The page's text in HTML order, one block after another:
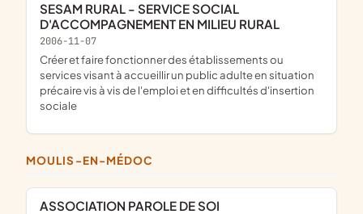
SESAM RURAL - SERVICE SOCIAL
D'ACCOMPAGNEMENT EN MILIEU RURAL
2006-11-07
Créer et faire fonctionner des établissements ou
services visant à accueillir un public adulte en situation
précaire vis à vis de l'emploi et en difficultés d'insertion
sociale
MOULIS-EN-MÉDOC
ASSOCIATION PAROLE DE SOI